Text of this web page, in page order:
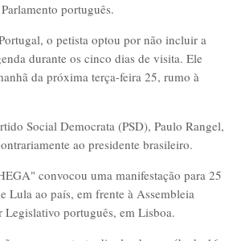
português.
o petista optou por não incluir a
durante os cinco dias de visita. Ele
da próxima terça-feira 25, rumo à
Social Democrata (PSD), Paulo Rangel,
ao presidente brasileiro.
convocou uma manifestação para 25
Lula ao país, em frente à Assembleia
Legislativo português, em Lisboa.